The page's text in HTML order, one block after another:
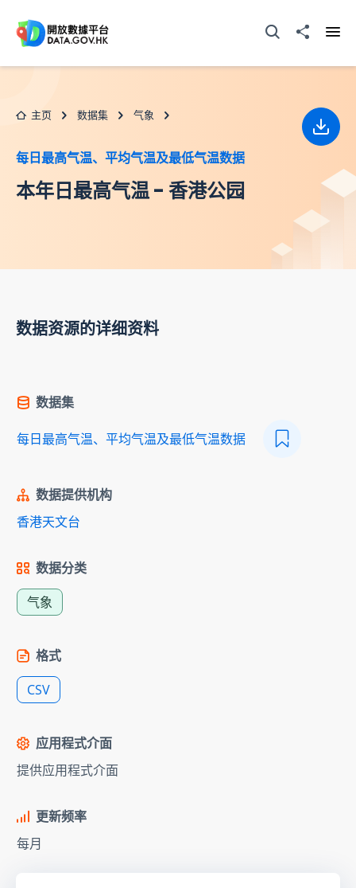
打开搜寻器分享至
主页 数据集 气象
每日最高气温、平均气温及最低气温数据
本年日最高气温 - 香港公园
下载
数据资源的详细资料
数据集
每日最高气温、平均气温及最低气温数据
数据提供机构
香港天文台
数据分类
气象
格式
CSV
应用程式介面
提供应用程式介面
更新频率
每月